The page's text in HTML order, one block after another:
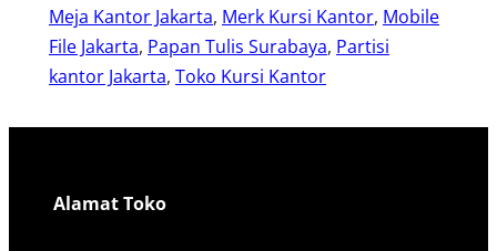
Meja Kantor Jakarta, Merk Kursi Kantor, Mobile
File Jakarta, Papan Tulis Surabaya, Partisi
kantor Jakarta, Toko Kursi Kantor
Alamat Toko